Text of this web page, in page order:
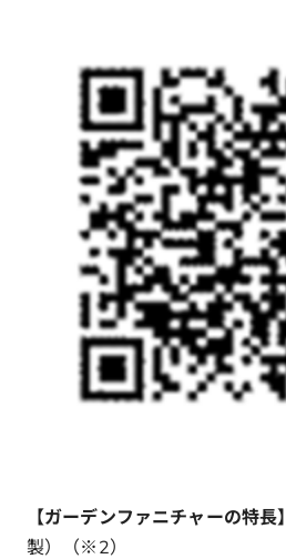
【ガーデンファニチャーの特長】
製）（※2）